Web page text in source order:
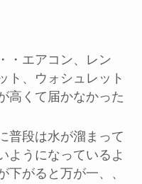
・エアコン、レン
ト、ウォシュレット
高くて届かなかった
普段は水が溜まって
ようになっているよ
下がると万が一、、